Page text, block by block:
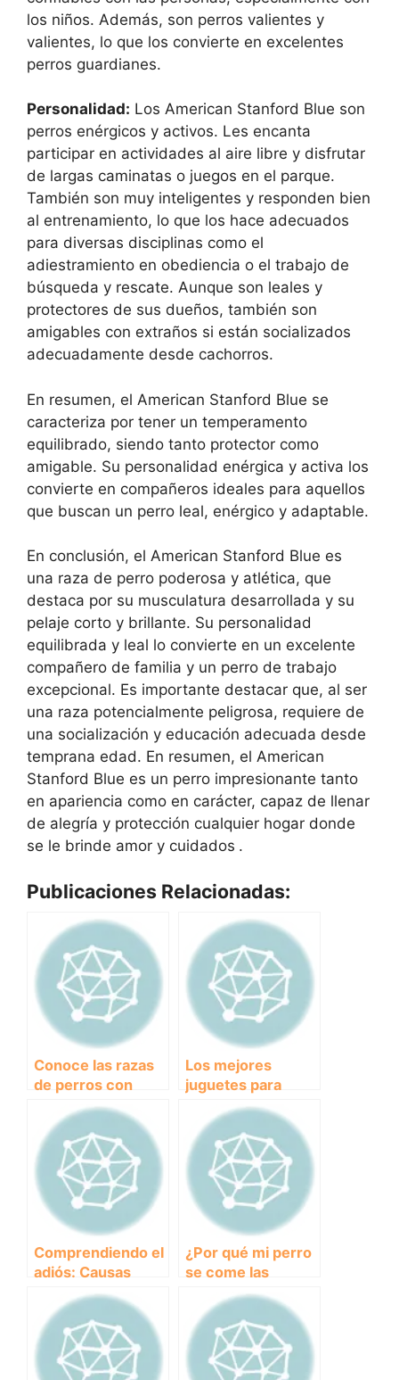
los niños. Además, son perros valientes y
valientes, lo que los convierte en excelentes
perros guardianes.
Personalidad: Los American Stanford Blue son
perros enérgicos y activos. Les encanta
participar en actividades al aire libre y disfrutar
de largas caminatas o juegos en el parque.
También son muy inteligentes y responden bien
al entrenamiento, lo que los hace adecuados
para diversas disciplinas como el
adiestramiento en obediencia o el trabajo de
búsqueda y rescate. Aunque son leales y
protectores de sus dueños, también son
amigables con extraños si están socializados
adecuadamente desde cachorros.
En resumen, el American Stanford Blue se
caracteriza por tener un temperamento
equilibrado, siendo tanto protector como
amigable. Su personalidad enérgica y activa los
convierte en compañeros ideales para aquellos
que buscan un perro leal, enérgico y adaptable.
En conclusión, el American Stanford Blue es
una raza de perro poderosa y atlética, que
destaca por su musculatura desarrollada y su
pelaje corto y brillante. Su personalidad
equilibrada y leal lo convierte en un excelente
compañero de familia y un perro de trabajo
excepcional. Es importante destacar que, al ser
una raza potencialmente peligrosa, requiere de
una socialización y educación adecuada desde
temprana edad. En resumen, el American
Stanford Blue es un perro impresionante tanto
en apariencia como en carácter, capaz de llenar
de alegría y protección cualquier hogar donde
se le brinde amor y cuidados .
Publicaciones Relacionadas:
Conoce las razas
de perros con
orejas largas:
características y
curiosidades
Los mejores
juguetes para
cachorros:
diversión y
aprendizaje en una
sola pieza.
Comprendiendo el
adiós: Causas
comunes de la
muerte en perros
mayores
¿Por qué mi perro
se come las
cacas? Descubre
las posibles
razones detrás de
este
comportamiento